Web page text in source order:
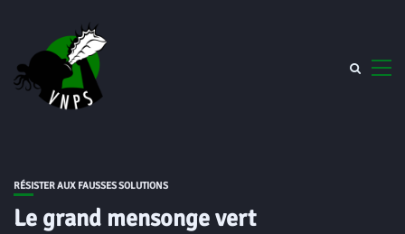
RÉSISTER AUX FAUSSES SOLUTIONS
Le grand mensonge vert